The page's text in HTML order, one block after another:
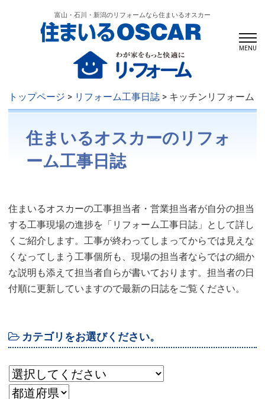
富山・石川・新潟のリフォームなら住まいるオスカー
MENU
トップページ > リフォーム工事日誌> キッチンリフォーム
住まいるオスカーのリフォ
ーム工事日誌
住まいるオスカーの工事担当者・営業担当者が自分の担当
する工事現場の進捗を「リフォーム工事日誌」として詳し
くご紹介します。工事が終わってしまってからでは見えな
くなってしまう工事個所も、現場の担当者ならではの細か
な説明も添えて担当者自らが書いております。担当者の日
付順に更新していますので最新の日誌をご覧ください。
カテゴリをお選びください。